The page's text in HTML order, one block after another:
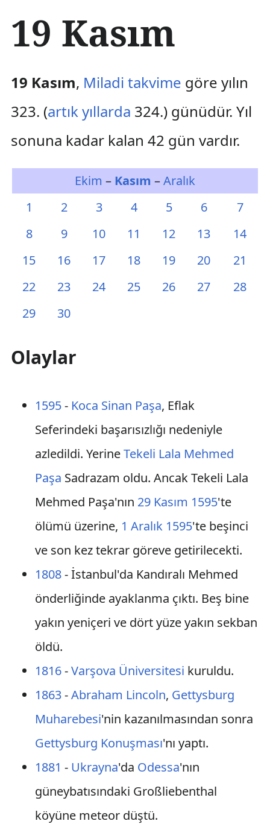
r
e
t
a
19 Kasım
19 Kasım, Miladi takvime göre yılın
323. (artık yıllarda 324.) günüdür. Yıl
sonuna kadar kalan 42 gün vardır.
Ekim – Kasım –Aralık
1
2 3 4 5 6
7
8
9 10 11 12 13
14
15
16 17 18 19 20
21
22
23 24 25 26 27
28
29
30
Olaylar
1595- Koca Sinan Paşa, Eflak
Seferindeki başarısızlığı nedeniyle
azledildi. YerineTekeli Lala Mehmed
Paşa Sadrazam oldu. Ancak Tekeli Lala
Mehmed Paşa'nın 29 Kasım 1595'te
ölümü üzerine, 1 Aralık 1595'te beşinci
ve son kez tekrar göreve getirilecekti.
1808- İstanbul'da Kandıralı Mehmed
önderliğinde ayaklanma çıktı. Beş bine
yakın yeniçeri ve dört yüze yakın sekban
öldü.
1816-Varşova Üniversitesi kuruldu.
1863-Abraham Lincoln, Gettysburg
Muharebesi'nin kazanılmasından sonra
Gettysburg Konuşması'nı yaptı.
1881 - Ukrayna'da Odessa'nın
güneybatısındaki Großliebenthal
köyüne meteor düştü.